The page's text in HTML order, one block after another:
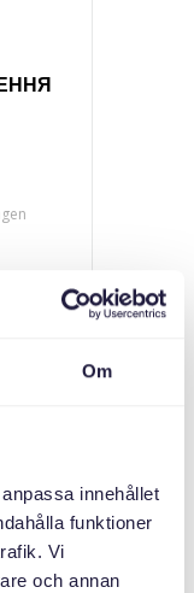
Om
innehållet
funktioner
Vi
och annan